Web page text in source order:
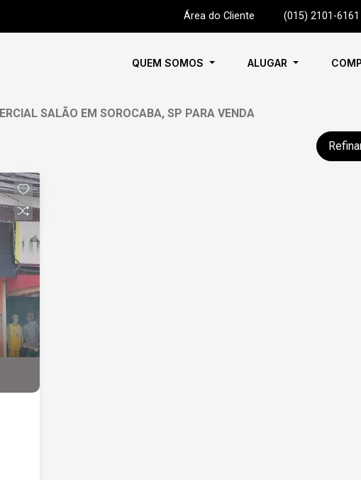
Área do Cliente (015) 2101-6161
QUEM SOMOS ALUGAR
SALÃO EM SOROCABA, SP PARA VENDA